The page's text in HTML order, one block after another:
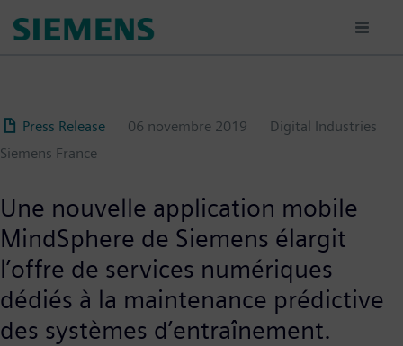
au
Press Release 06 novembre 2019
Digital Industries
Siemens France
Une nouvelle application mobile
MindSphere de Siemens élargit
l’offre de services numériques
dédiés à la maintenance prédictive
des systèmes d’entraînement.